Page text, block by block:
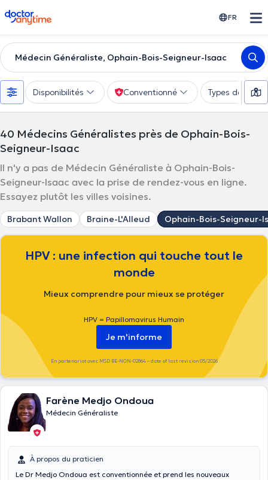
doctoranytime FR
Médecin Généraliste, Ophain-Bois-Seigneur-Isaac
Disponibilités Conventionné Types de
40 Médecins Généralistes près de Ophain-Bois-
Seigneur-Isaac
Il n'y a pas de Médecin Généraliste à Ophain-Bois-
Seigneur-Isaac avec la prise de rendez-vous en ligne.
Essayez plutôt les villes voisines.
Brabant Wallon Braine-L'Alleud Ophain-Bois-Seigneur-
HPV : une infection qui touche tout le
monde
Mieux comprendre pour mieux se protéger
HPV = Papillomavirus Humain
Je m'informe
En partenariat avec MSD BE-NON-02864 – date of last revision 05/2026
Farène Medjo Ondoua
Médecin Généraliste
À propos du praticien
Le Dr Medjo Ondoua est conventionnée et prend les nouveaux